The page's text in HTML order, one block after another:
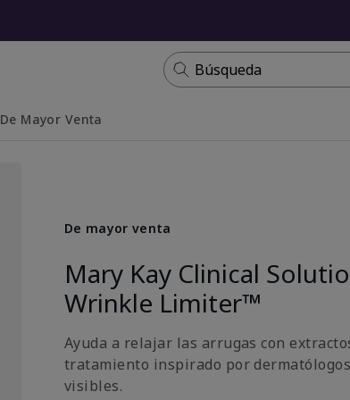
Búsqueda
De Mayor Venta
De mayor venta
Mary Kay Clinical
Wrinkle Limiter™
Ayuda a relajar las arrugas con
tratamiento inspirado por
visibles.